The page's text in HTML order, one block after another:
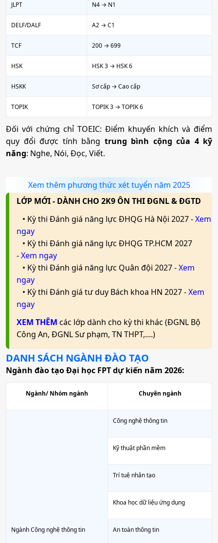
JLPT N4 → N1
DELF/DALF A2 → C1
TCF 200 → 699
HSK HSK 3 → HSK 6
HSKK Sơ cấp → Cao cấp
TOPIK TOPIK 3 → TOPIK 6
Đối với chứng chỉ TOEIC: Điểm khuyến khích và điểm
quy đổi được tính bằng trung bình cộng của 4 kỹ
năng: Nghe, Nói, Đọc, Viết.
Xem thêm phương thức xét tuyển năm 2025
LỚP MỚI - DÀNH CHO 2K9 ÔN THI ĐGNL & ĐGTD
• Kỳ thi Đánh giá năng lực ĐHQG Hà Nội 2027 -Xem
ngay
• Kỳ thi Đánh giá năng lực ĐHQG TP.HCM 2027
-Xem ngay
• Kỳ thi Đánh giá năng lực Quân đội 2027 -Xem
ngay
• Kỳ thi Đánh giá tư duy Bách khoa HN 2027 -Xem
ngay
XEM THÊM các lớp dành cho kỳ thi khác (ĐGNL Bộ
Công An, ĐGNL Sư phạm, TN THPT,....)
DANH SÁCH NGÀNH ĐÀO TẠO
Ngành đào tạo Đại học FPT dự kiến năm 2026:
Ngành/ Nhóm ngành Chuyên ngành
Ngành Công nghệ thông tin
Công nghệ thông tin
Kỹ thuật phần mềm
Trí tuệ nhân tạo
Khoa học dữ liệu ứng dụng
An toàn thông tin